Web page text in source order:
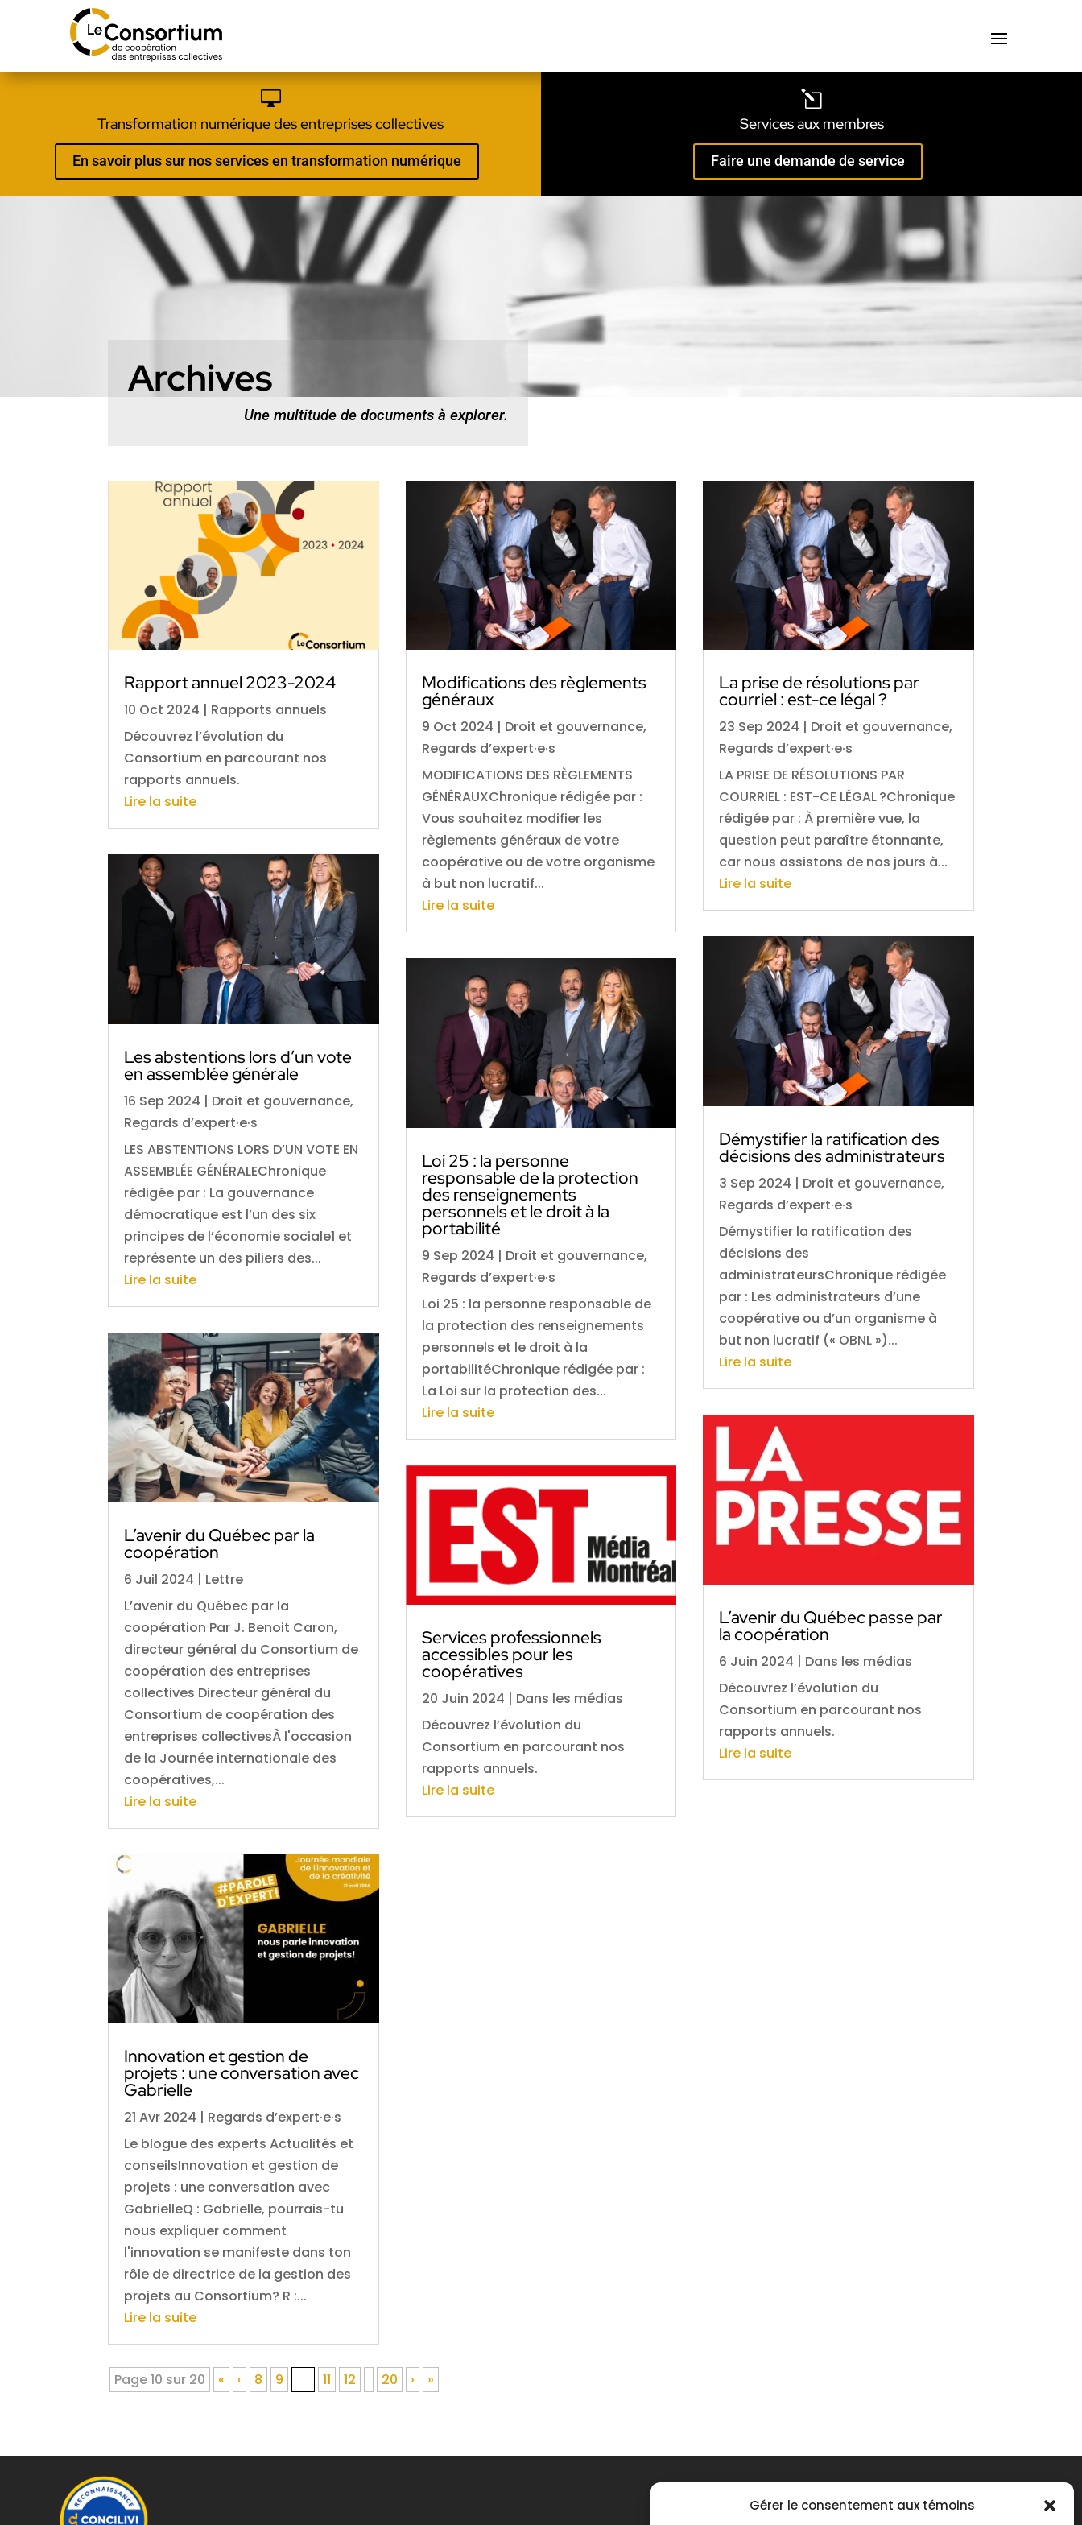
Gérer le consentement aux témoins

Transformation numérique des entreprises collectives
En savoir plus sur nos services en transformation numérique
l
Services aux membres
Faire une demande de service
Archives
Une multitude de documents à explorer.
Rapport annuel 2023-2024
10 Oct 2024 | Rapports annuels
Découvrez l’évolution du
Consortium en parcourant nos
rapports annuels.
Lire la suite
Les abstentions lors d’un vote
en assemblée générale
16 Sep 2024 | Droit et gouvernance,
Regards d’expert·e·s
LES ABSTENTIONS LORS D’UN VOTE EN
ASSEMBLÉE GÉNÉRALEChronique
rédigée par : La gouvernance
démocratique est l’un des six
principes de l’économie sociale1 et
représente un des piliers des...
Lire la suite
L’avenir du Québec par la
coopération
6 Juil 2024 | Lettre
L’avenir du Québec par la
coopération Par J. Benoit Caron,
directeur général du Consortium de
coopération des entreprises
collectives Directeur général du
Consortium de coopération des
entreprises collectivesÀ l'occasion
de la Journée internationale des
coopératives,...
Lire la suite
Innovation et gestion de
projets : une conversation avec
Gabrielle
21 Avr 2024 | Regards d’expert·e·s
Le blogue des experts Actualités et
conseilsInnovation et gestion de
projets : une conversation avec
GabrielleQ : Gabrielle, pourrais-tu
nous expliquer comment
l'innovation se manifeste dans ton
rôle de directrice de la gestion des
projets au Consortium? R :...
Lire la suite
Modifications des règlements
généraux
9 Oct 2024 | Droit et gouvernance,
Regards d’expert·e·s
MODIFICATIONS DES RÈGLEMENTS
GÉNÉRAUXChronique rédigée par :
Vous souhaitez modifier les
règlements généraux de votre
coopérative ou de votre organisme
à but non lucratif...
Lire la suite
Loi 25 : la personne
responsable de la protection
des renseignements
personnels et le droit à la
portabilité
9 Sep 2024 | Droit et gouvernance,
Regards d’expert·e·s
Loi 25 : la personne responsable de
la protection des renseignements
personnels et le droit à la
portabilitéChronique rédigée par :
La Loi sur la protection des...
Lire la suite
Services professionnels
accessibles pour les
coopératives
20 Juin 2024 | Dans les médias
Découvrez l’évolution du
Consortium en parcourant nos
rapports annuels.
Lire la suite
La prise de résolutions par
courriel : est-ce légal ?
23 Sep 2024 | Droit et gouvernance,
Regards d’expert·e·s
LA PRISE DE RÉSOLUTIONS PAR
COURRIEL : EST-CE LÉGAL ?Chronique
rédigée par : À première vue, la
question peut paraître étonnante,
car nous assistons de nos jours à...
Lire la suite
Démystifier la ratification des
décisions des administrateurs
3 Sep 2024 | Droit et gouvernance,
Regards d’expert·e·s
Démystifier la ratification des
décisions des
administrateursChronique rédigée
par : Les administrateurs d’une
coopérative ou d’un organisme à
but non lucratif (« OBNL »)...
Lire la suite
L’avenir du Québec passe par
la coopération
6 Juin 2024 | Dans les médias
Découvrez l’évolution du
Consortium en parcourant nos
rapports annuels.
Lire la suite
Page 10 sur 20 « ‹ 8 9 11 12 20 › »